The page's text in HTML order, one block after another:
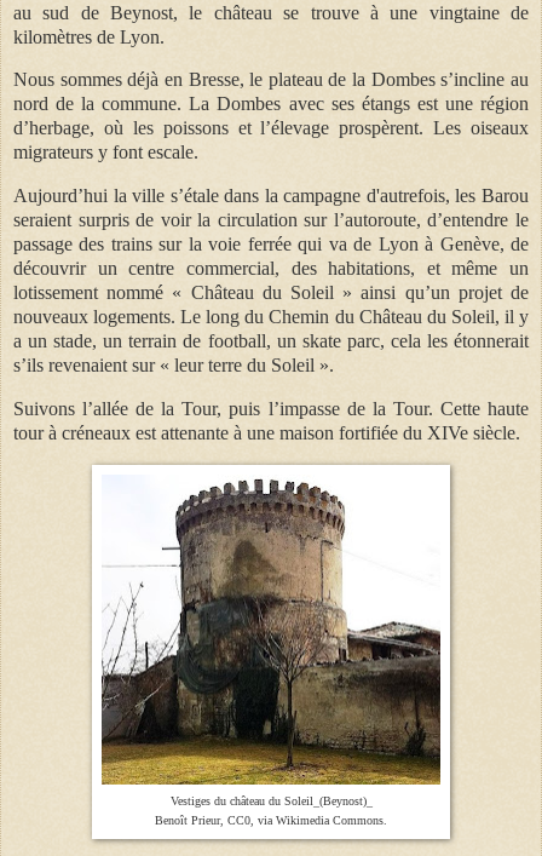
au sud de Beynost, le château se trouve à une vingtaine de
kilomètres de Lyon.
Nous sommes déjà en Bresse, le plateau de la Dombes s’incline au
nord de la commune. La Dombes avec ses étangs est une région
d’herbage, où les poissons et l’élevage prospèrent. Les oiseaux
migrateurs y font escale.
Aujourd’hui la ville s’étale dans la campagne d'autrefois, les Barou
seraient surpris de voir la circulation sur l’autoroute, d’entendre le
passage des trains sur la voie ferrée qui va de Lyon à Genève, de
découvrir un centre commercial, des habitations, et même un
lotissement nommé « Château du Soleil » ainsi qu’un projet de
nouveaux logements. Le long du Chemin du Château du Soleil, il y
a un stade, un terrain de football, un skate parc, cela les étonnerait
s’ils revenaient sur « leur terre du Soleil ».
Suivons l’allée de la Tour, puis l’impasse de la Tour. Cette haute
tour à créneaux est attenante à une maison fortifiée du XIVe siècle.
Vestiges du château du Soleil_(Beynost)_
Benoît Prieur, CC0, via Wikimedia Commons.